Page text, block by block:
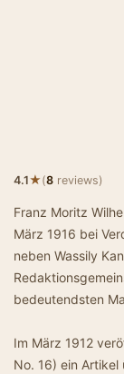
4.1★(8 reviews)
Franz Moritz
März 1916 bei
neben Wassily
bedeutendsten
Im März 1912
No. 16) ein Artikel